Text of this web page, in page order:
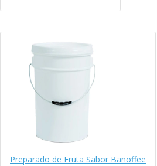
Preparado de Fruta Sabor Banoffee